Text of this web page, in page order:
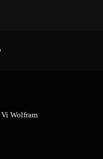
Vi Wolfram